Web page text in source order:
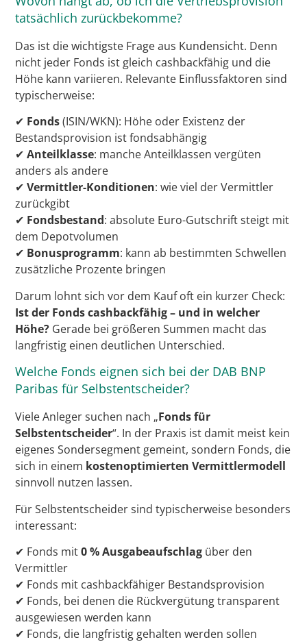
tatsächlich zurückbekomme?
Das ist die wichtigste Frage aus Kundensicht. Denn
nicht jeder Fonds ist gleich cashbackfähig und die
Höhe kann variieren. Relevante Einflussfaktoren sind
typischerweise:
✔ Fonds(ISIN/WKN): Höhe oder Existenz der
Bestandsprovision ist fondsabhängig
✔Anteilklasse: manche Anteilklassen vergüten
anders als andere
✔Vermittler-Konditionen: wie viel der Vermittler
zurückgibt
✔ Fondsbestand: absolute Euro-Gutschrift steigt mit
dem Depotvolumen
✔ Bonusprogramm: kann ab bestimmten Schwellen
zusätzliche Prozente bringen
Darum lohnt sich vor dem Kauf oft ein kurzer Check:
Ist der Fonds cashbackfähig – und in welcher
Höhe? Gerade bei größeren Summen macht das
langfristig einen deutlichen Unterschied.
Welche Fonds eignen sich bei der DAB BNP
Paribas für Selbstentscheider?
Viele Anleger suchen nach „Fonds für
Selbstentscheider“. In der Praxis ist damit meist kein
eigenes Sondersegment gemeint, sondern Fonds, die
sich in einem kostenoptimierten Vermittlermodell
sinnvoll nutzen lassen.
Für Selbstentscheider sind typischerweise besonders
interessant:
✔ Fonds mit0 % Ausgabeaufschlag über den
Vermittler
✔ Fonds mit cashbackfähiger Bestandsprovision
✔ Fonds, bei denen die Rückvergütung transparent
ausgewiesen werden kann
✔ Fonds, die langfristig gehalten werden sollen